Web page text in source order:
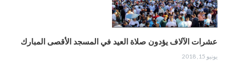
عشرات الآلاف يؤدون صلاة العيد في المسجد الأقصى المبارك
يونيو 15, 2018